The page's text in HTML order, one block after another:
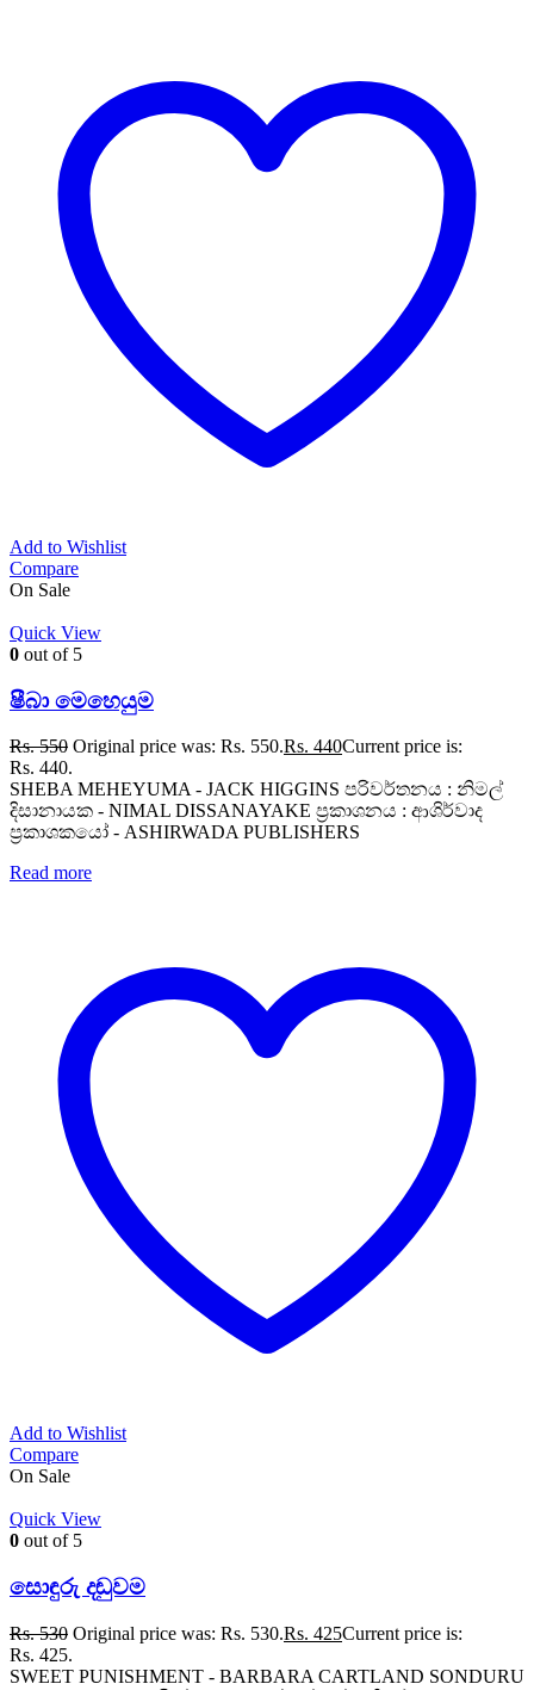
Add to Wishlist
Compare
On Sale
Quick View
0 out of 5
ෂීබා මෙහෙයුම
Rs.550 Original price was: Rs. 550.Rs. 440Current price is:
Rs. 440.
SHEBA MEHEYUMA - JACK HIGGINS පරිවර්තනය : නිමල්
දිසානායක - NIMAL DISSANAYAKE ප්‍රකාශනය : ආශිර්වාද
ප්‍රකාශකයෝ - ASHIRWADA PUBLISHERS
Read more
Add to Wishlist
Compare
On Sale
Quick View
0 out of 5
සොඳුරු දඬුවම
Rs.530 Original price was: Rs. 530.Rs. 425Current price is:
Rs. 425.
SWEET PUNISHMENT - BARBARA CARTLAND SONDURU